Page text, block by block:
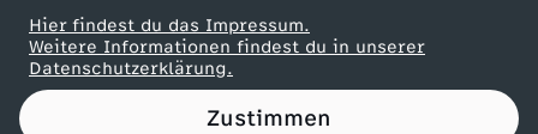
Hier findest du das Impressum.
Weitere Informationen findest du in unserer
Datenschutzerklärung.
Zustimmen
h
u
Partner